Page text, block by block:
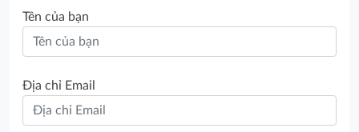
Tên của bạn
Địa chỉ Email